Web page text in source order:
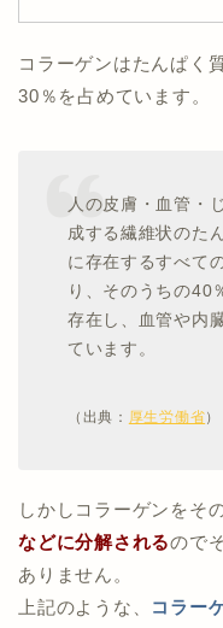
コラーゲンはたんぱく
30％を占めています。
人の皮膚・血管・
成する繊維状のた
に存在するすべて
り、そのうちの40
存在し、血管や内
ています。
（出典： 厚生労働省）
しかしコラーゲンをそ
などに分解されるので
ありません。
上記のような、 コラー